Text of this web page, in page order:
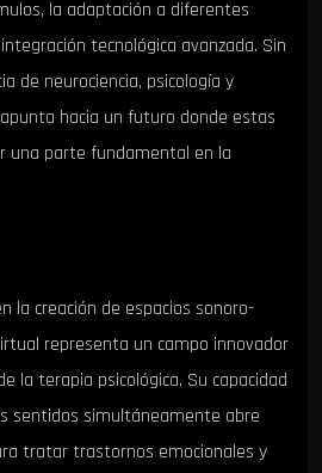
la adaptación a diferentes
tecnológica avanzada. Sin
de neurociencia, psicología y
hacia un futuro donde estas
una parte fundamental en la
la creación de espacios sonoro-
representa un campo innovador
la terapia psicológica. Su capacidad
sentidos simultáneamente abre
tratar trastornos emocionales y